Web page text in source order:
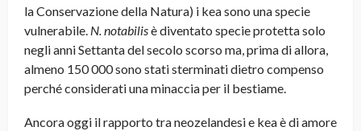
la Conservazione della Natura) i kea sono una specie
vulnerabile. N. notabilisè diventato specie protetta solo
negli anni Settanta del secolo scorso ma, prima di allora,
almeno 150 000 sono stati sterminati dietro compenso
perché considerati una minaccia per il bestiame.
Ancora oggi il rapporto tra neozelandesi e kea è di amore